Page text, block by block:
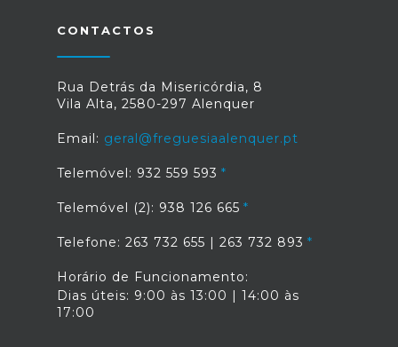
CONTACTOS
Rua Detrás da Misericórdia, 8
Vila Alta, 2580-297 Alenquer
Email: geral@freguesiaalenquer.pt
Telemóvel: 932 559 593
Telemóvel (2): 938 126 665
Telefone: 263 732 655 | 263 732 893
Horário de Funcionamento:
Dias úteis: 9:00 às 13:00 | 14:00 às
17:00